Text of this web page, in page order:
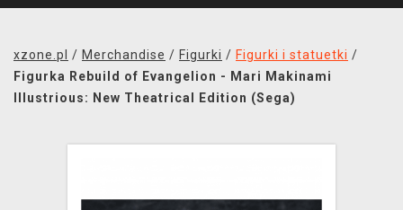
SOUNDTRACKI
xzone.pl / Merchandise / Figurki / Figurki i statuetki /
Figurka Rebuild of Evangelion - Mari Makinami
Illustrious: New Theatrical Edition (Sega)